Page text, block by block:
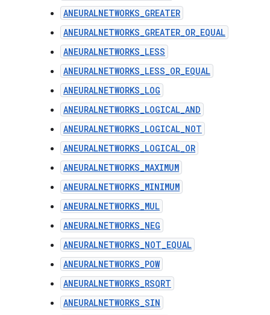
ANEURALNETWORKS_GREATER
ANEURALNETWORKS_GREATER_OR_EQUAL
ANEURALNETWORKS_LESS
ANEURALNETWORKS_LESS_OR_EQUAL
ANEURALNETWORKS_LOG
ANEURALNETWORKS_LOGICAL_AND
ANEURALNETWORKS_LOGICAL_NOT
ANEURALNETWORKS_LOGICAL_OR
ANEURALNETWORKS_MAXIMUM
ANEURALNETWORKS_MINIMUM
ANEURALNETWORKS_MUL
ANEURALNETWORKS_NEG
ANEURALNETWORKS_NOT_EQUAL
ANEURALNETWORKS_POW
ANEURALNETWORKS_RSQRT
ANEURALNETWORKS_SIN